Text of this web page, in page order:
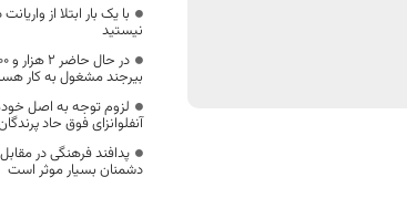
با یک بار ابتلا از
نیستید
بیرجند مشغول به کار
لزوم توجه به اصل
آنفلوانزای فوق حاد
پدافند فرهنگی در
دشمنان بسیار موثر است